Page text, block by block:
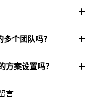
个团队吗？
方案设置吗？
言